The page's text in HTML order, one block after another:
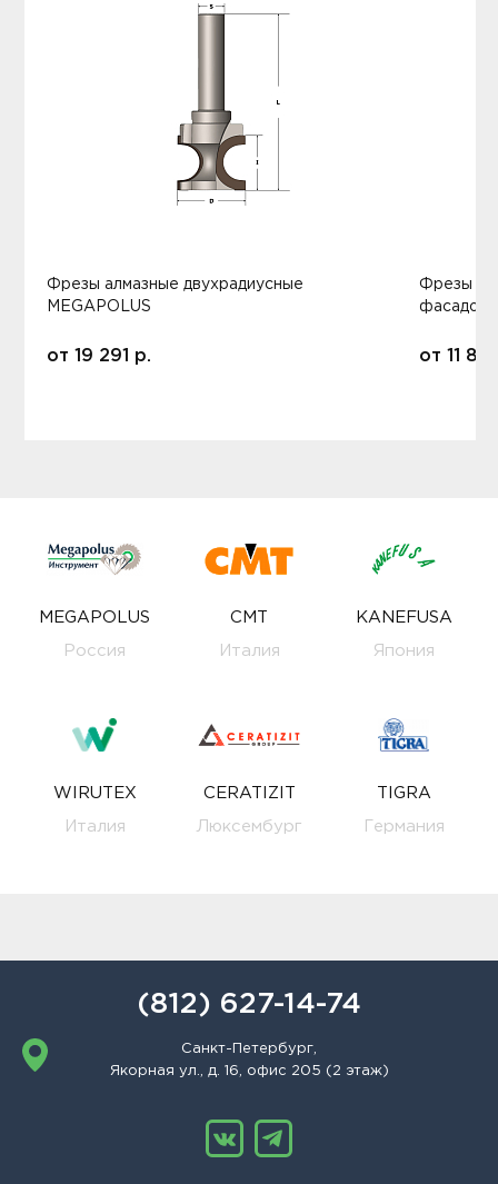
Фрезы алмазные двухрадиусные
MEGAPOLUS
от 19 291 р.
Фрезы
фасадов
от 11
MEGAPOLUS
Россия
CMT
Италия
KANEFUSA
Япония
WIRUTEX
Италия
CERATIZIT
Люксембург
TIGRA
Германия
(812) 627-14-74
Санкт-Петербург,
Якорная ул., д. 16, офис 205 (2 этаж)